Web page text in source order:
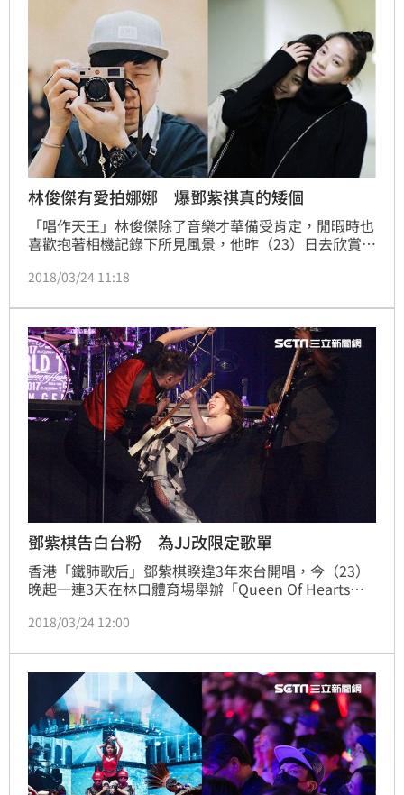
林俊傑有愛拍娜娜 爆鄧紫祺真的矮個
「唱作天王」林俊傑除了音樂才華備受肯定，閒暇時也
喜歡抱著相機記錄下所見風景，他昨（23）日去欣賞好
停，到了後台跟鄧紫棋合照後，還親自替來看演唱會的
小」。
2018/03/24 11:18
鄧紫棋告白台粉 為JJ改限定歌單
香港「鐵肺歌后」鄧紫棋睽違3年來台開唱，今（23）
晚起一連3天在林口體育場舉辦「Queen Of Hearts」
了自己的招牌歌曲外，更翻玩了多首經典歌，在台上又
加碼演唱與JJ合唱的《手心裡的薔薇》，全場歌迷聽得
如癡如醉。
2018/03/24 12:00